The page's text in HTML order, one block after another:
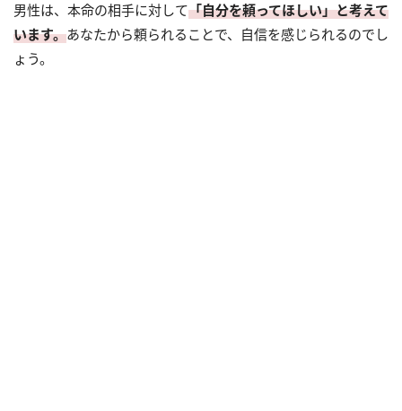
男性は、本命の相手に対して「自分を頼ってほしい」と考えて
います。あなたから頼られることで、自信を感じられるのでし
ょう。